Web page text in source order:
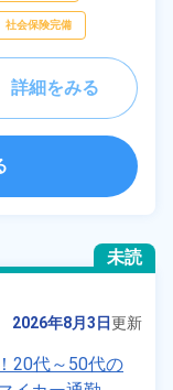
社会保険完備
詳細をみる
未読
2026年8月3日更新
20代～50代の